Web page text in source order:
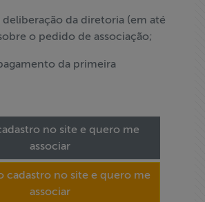
deliberação da diretoria (em até
o pedido de associação;
da primeira
no site e quero me
associar
cadastro no site e quero me
associar